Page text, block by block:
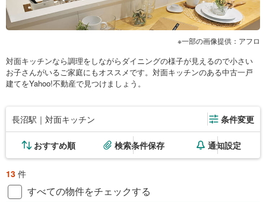
一部の画像提供：アフロ
対面キッチンなら調理をしながらダイニングの様子が見えるので小さい
お子さんがいるご家庭にもオススメです。対面キッチンのある中古一戸
建てをYahoo!不動産で見つけましょう。
長沼駅｜対面キッチン 条件変更
おすすめ順 検索条件保存 通知設定
13 件
すべての物件をチェックする